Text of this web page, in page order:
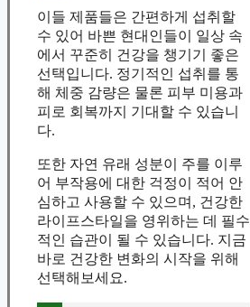
이들 제품들은 간편하게 섭취할
수 있어 바쁜 현대인들이 일상 속
에서 꾸준히 건강을 챙기기 좋은
선택입니다. 정기적인 섭취를 통
해 체중 감량은 물론 피부 미용과
피로 회복까지 기대할 수 있습니
다.
또한 자연 유래 성분이 주를 이루
어 부작용에 대한 걱정이 적어 안
심하고 사용할 수 있으며, 건강한
라이프스타일을 영위하는 데 필수
적인 습관이 될 수 있습니다. 지금
바로 건강한 변화의 시작을 위해
선택해보세요.